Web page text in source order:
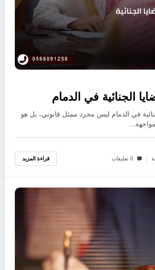
الجنائية في الدمام
في الدمام ليس مجرد ممثل قانوني، بل هو
0 تعليقات قراءة المزيد